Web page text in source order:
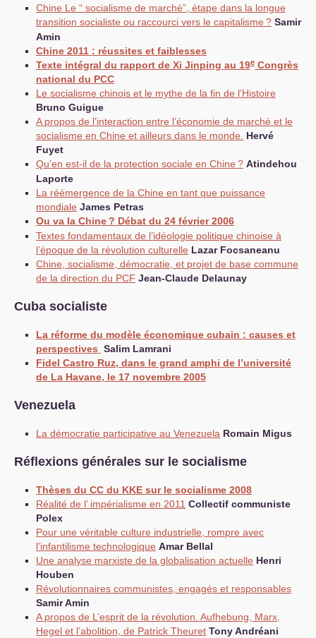
Chine Le “ socialisme de marché”, étape dans la longue
transition socialiste ou raccourci vers le capitalisme ? Samir
Amin
Chine 2011 : réussites et faiblesses
Texte intégral du rapport de Xi Jinping au 19e Congrès
national du PCC
Le socialisme chinois et le mythe de la fin de l’Histoire
Bruno Guigue
A propos de l’interaction entre l’économie de marché et le
socialisme en Chine et ailleurs dans le monde.
Hervé
Fuyet
Qu’en est-il de la protection sociale en Chine ? Atindehou
Laporte
La réémergence de la Chine en tant que puissance
mondiale James Petras
Ou va la Chine? Débat du 24 février 2006
Textes fondamentaux de l’idéologie politique chinoise à
l’époque de la révolution culturelle Lazar Focsaneanu
Chine, socialisme, démocratie, et projet de base commune
de la direction du PCF Jean-Claude Delaunay
Cuba socialiste
La réforme du modèle économique cubain : causes et
perspectives Salim Lamrani
Fidel Castro Ruz, dans le grand amphi de l’université
de La Havane, le 17 novembre 2005
Venezuela
La démocratie participative au Venezuela Romain Migus
Réflexions générales sur le socialisme
Thèses du CC du KKE sur le socialisme 2008
Réalité de l’ impérialisme en 2011 Collectif communiste
Polex
Pour une véritable culture industrielle, rompre avec
l’infantilisme technologique Amar Bellal
Une analyse marxiste de la globalisation actuelle Henri
Houben
Révolutionnaires communistes, engagés et responsables
Samir Amin
A propos de L’esprit de la révolution. Aufhebung, Marx,
Hegel et l’abolition, de Patrick Theuret Tony Andréani